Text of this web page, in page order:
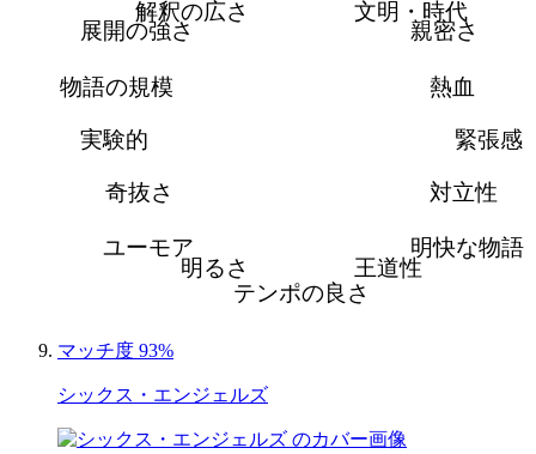
文明・時代
親密さ
熱血
緊張感
対立性
明快な物語
王道性
テンポの良さ
明るさ
ユーモア
奇抜さ
実験的
物語の規模
展開の強さ
解釈の広さ
マッチ度 93%
シックス・エンジェルズ